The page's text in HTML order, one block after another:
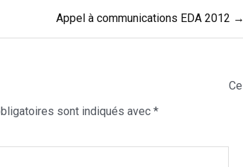
Appel à communications EDA 2012 →
sont indiqués avec *
Ce